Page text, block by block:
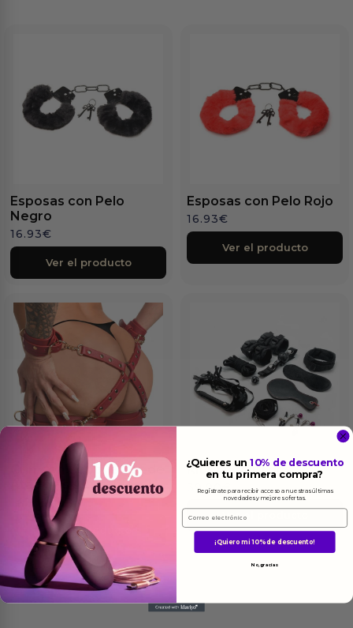
Esposas con Pelo
Negro
16.93€
Ver el producto
Esposas con Pelo Rojo
16.93€
Ver el producto
Crimson Captive Set de
Ataduras Ajustables
141.83 €
Ver el producto
Kit BDSM 10 pcs
39.90€
Ver el producto
¿Quieres un10% de descuento
en tu primera compra?
Regístrate para recibir acceso a nuestras últimas
novedades y mejores ofertas.
Email
¡Quiero mi 10% de descuento!
No, gracias